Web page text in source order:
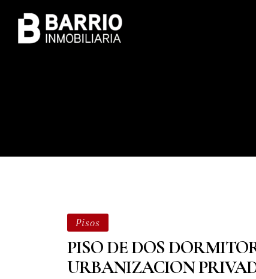
Pisos
PISO DE DOS
URBANIZACION